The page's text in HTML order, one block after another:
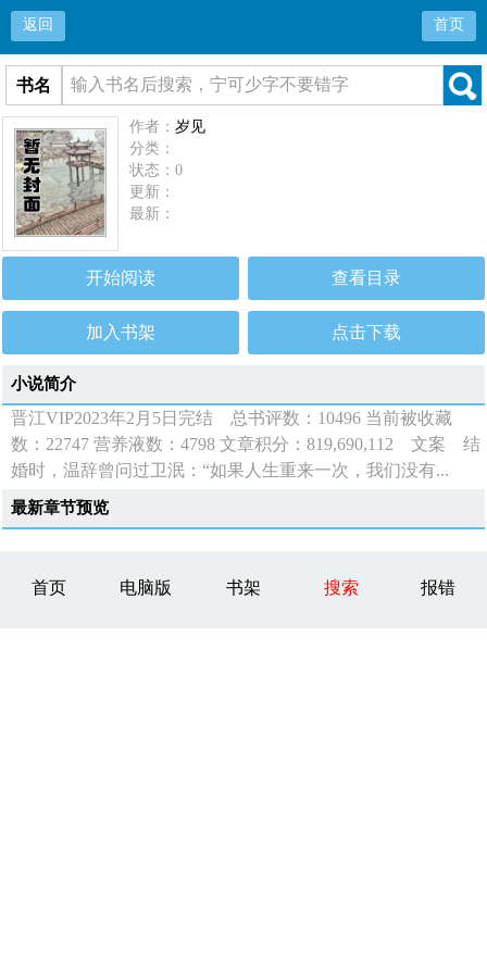
返回 首页
书名
作者：岁见
分类：
状态：0
更新：
最新：
开始阅读 查看目录
加入书架 点击下载
小说简介
晋江VIP2023年2月5日完结 总书评数：10496 当前被收藏
数：22747 营养液数：4798 文章积分：819,690,112 文案 结
婚时，温辞曾问过卫泯：“如果人生重来一次，我们没有...
最新章节预览
首页 电脑版 书架 搜索 报错